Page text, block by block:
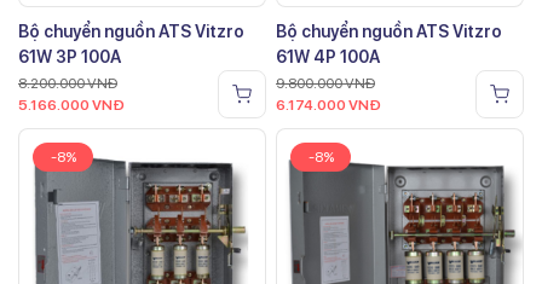
Bộ chuyển nguồn ATS Vitzro
61W 3P 100A
8.200.000VNĐ
5.166.000 VNĐ
Bộ chuyển nguồn ATS Vitzro
61W 4P 100A
9.800.000VNĐ
6.174.000 VNĐ
-8% -8%